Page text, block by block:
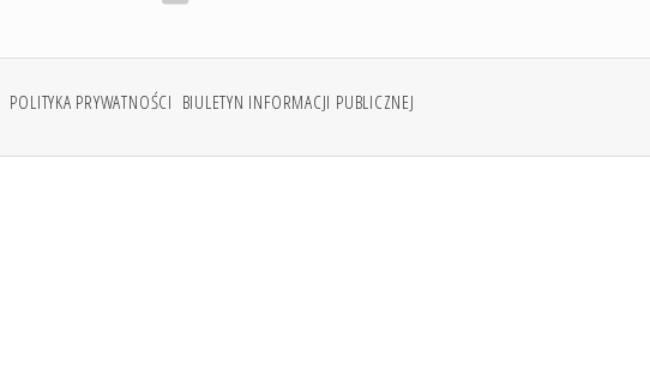
POLITYKA PRYWATNOŚCI BIULETYN INFORMACJI PUBLICZNEJ